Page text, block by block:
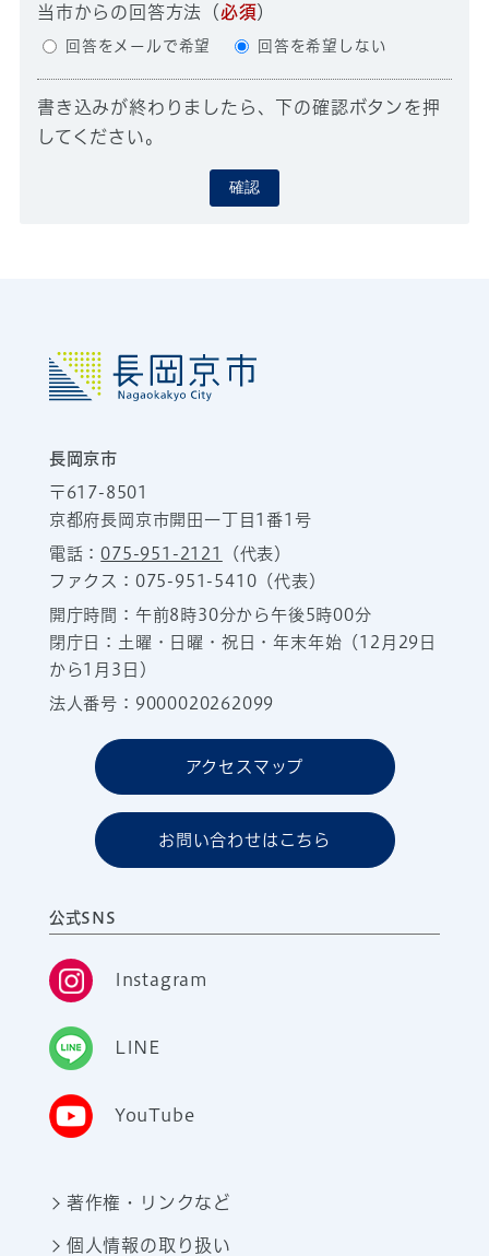
当市からの回答方法 （必須）
回答をメールで希望 回答を希望しない
書き込みが終わりましたら、下の確認ボタンを押
してください。
確認
長岡京市
〒617-8501
京都府長岡京市開田一丁目1番1号
電話：075-951-2121
（代表）
ファクス：075-951-5410（代表）
開庁時間：午前8時30分から午後5時00分
閉庁日：土曜・日曜・祝日・年末年始（12月29日
から1月3日）
法人番号：9000020262099
アクセスマップ
お問い合わせはこちら
公式SNS
Instagram
LINE
YouTube
著作権・リンクなど
個人情報の取り扱い